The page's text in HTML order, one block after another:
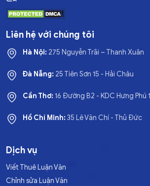
Liên hệ với chúng tôi
Hà Nội: 275 Nguyễn Trãi – Thanh Xuân
Đà Nẵng: 25 Tiên Sơn 15 - Hải Châu
Cần Thơ:16 Đường B2 - KDC Hưng Phú
Hồ Chí Minh:35 Lê Văn Chí - Thủ Đức
Dịch vụ
Viết Thuê Luận Văn
Chỉnh sửa Luận Văn